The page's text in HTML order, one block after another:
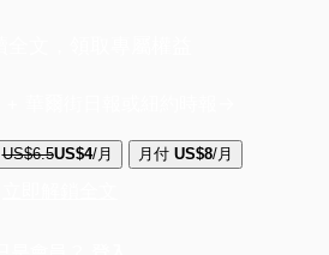
US$6.5US$4/月 月付 US$8/月